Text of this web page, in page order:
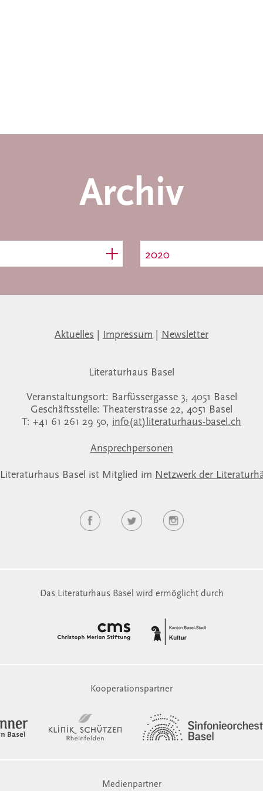
Archiv
2020
Aktuelles Impressum Newsletter
Literaturhaus Basel
Veranstaltungsort: Barfüssergasse 3, 4051 Basel
Geschäftsstelle: Theaterstrasse 22, 4051 Basel
T: +41 61 261 29 50, info(at)literaturhaus-basel.ch
Ansprechpersonen
Basel ist Mitglied im Netzwerk der
Das Literaturhaus Basel wird ermöglicht durch
Kooperationspartner
Medienpartner